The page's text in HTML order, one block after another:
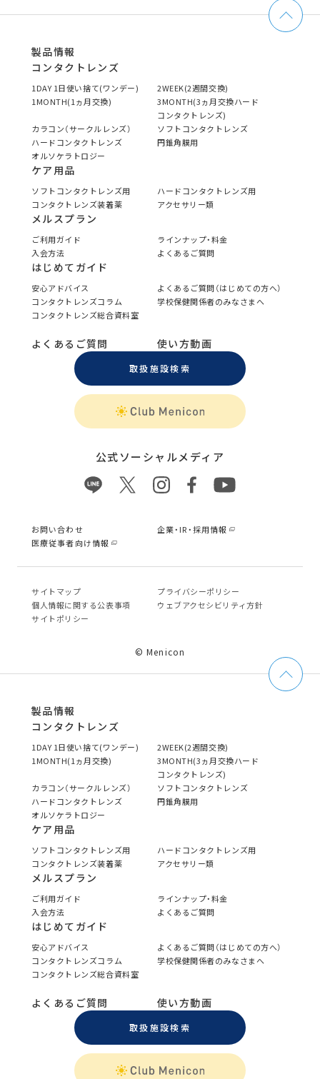
製品情報
コンタクトレンズ
1DAY 1日使い捨て(ワンデー)
2WEEK(2週間交換)
1MONTH(1ヵ月交換)
3MONTH(3ヵ月交換ハード
コンタクトレンズ)
カラコン（サークルレンズ）
ソフトコンタクトレンズ
ハードコンタクトレンズ
円錐角膜用
オルソケラトロジー
ケア用品
ソフトコンタクトレンズ用
ハードコンタクトレンズ用
コンタクトレンズ装着薬
アクセサリー類
メルスプラン
ご利用ガイド
ラインナップ・料金
入会方法
よくあるご質問
はじめてガイド
安心アドバイス
よくあるご質問（はじめての方へ）
コンタクトレンズコラム
学校保健関係者のみなさまへ
コンタクトレンズ総合資料室
よくあるご質問 使い方動画
取扱施設検索
公式ソーシャルメディア
お問い合わせ
企業・IR・採用情報
医療従事者向け情報
サイトマップ
プライバシーポリシー
個⼈情報に関する公表事項
ウェブアクセシビリティ方針
サイトポリシー
© Menicon
製品情報
コンタクトレンズ
1DAY 1日使い捨て(ワンデー)
2WEEK(2週間交換)
1MONTH(1ヵ月交換)
3MONTH(3ヵ月交換ハード
コンタクトレンズ)
カラコン（サークルレンズ）
ソフトコンタクトレンズ
ハードコンタクトレンズ
円錐角膜用
オルソケラトロジー
ケア用品
ソフトコンタクトレンズ用
ハードコンタクトレンズ用
コンタクトレンズ装着薬
アクセサリー類
メルスプラン
ご利用ガイド
ラインナップ・料金
入会方法
よくあるご質問
はじめてガイド
安心アドバイス
よくあるご質問（はじめての方へ）
コンタクトレンズコラム
学校保健関係者のみなさまへ
コンタクトレンズ総合資料室
よくあるご質問 使い方動画
取扱施設検索